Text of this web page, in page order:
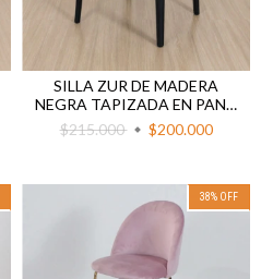
SILLA ZUR DE MADERA
NEGRA TAPIZADA EN PANA
GRIS
$215.000 $200.000
38% OFF